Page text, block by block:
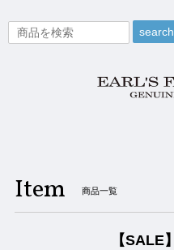
search
Item 商品一覧
【SALE